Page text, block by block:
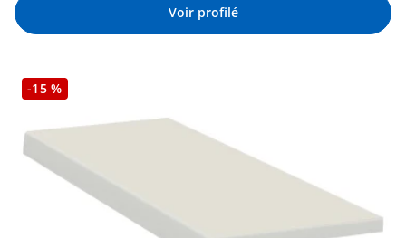
Voir profilé
-15 %